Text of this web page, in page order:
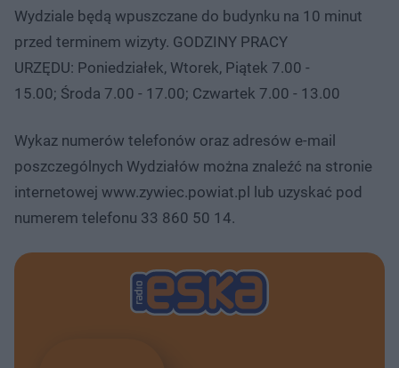
Wydziale będą wpuszczane do budynku na 10 minut
przed terminem wizyty. GODZINY PRACY
URZĘDU: Poniedziałek, Wtorek, Piątek 7.00 -
15.00; Środa 7.00 - 17.00; Czwartek 7.00 - 13.00
Wykaz numerów telefonów oraz adresów e-mail
poszczególnych Wydziałów można znaleźć na stronie
internetowej www.zywiec.powiat.pl lub uzyskać pod
numerem telefonu 33 860 50 14.